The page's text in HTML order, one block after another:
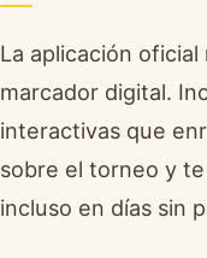
La aplicación
marcador digital.
interactivas que
sobre el torneo y
incluso en días sin